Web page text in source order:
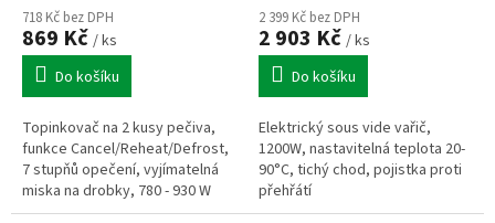
718 Kč bez DPH
869 Kč / ks
Do košíku
Topinkovač na 2 kusy pečiva,
funkce Cancel/Reheat/Defrost,
7 stupňů opečení, vyjímatelná
miska na drobky, 780 - 930 W
2 399 Kč bez DPH
2 903 Kč / ks
Do košíku
Elektrický sous vide vařič,
1200W, nastavitelná teplota 20-
90°C, tichý chod, pojistka proti
přehřátí